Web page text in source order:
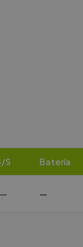
S Batería
— —